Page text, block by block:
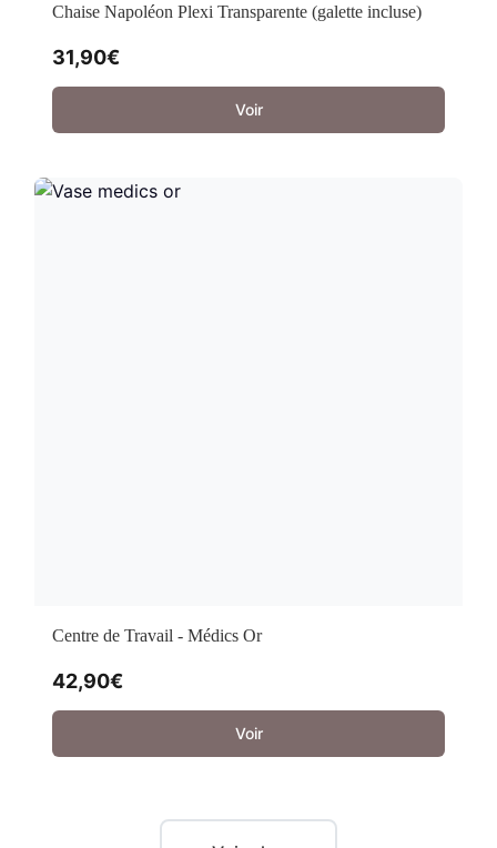
Chaise Napoléon Plexi Transparente (galette incluse)
31,90€
Voir
Centre de Travail - Médics Or
42,90€
Voir